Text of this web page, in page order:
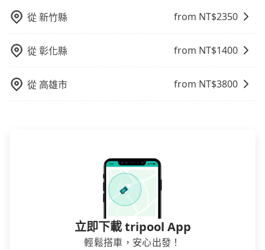
上下車地點仍有段距離，在遇到下雨天或者載行李時，
就顯得非常不便。
賣的現象，便有可能到了現場卻沒房可住的窘境，所以
在預定時要不選擇評分高、評論多的飯店，不然就是還
煩，有些時候直接打電話問的價格可能比民宿訂房網來
介意多花一點錢省下這些瑣碎的事，台灣本土的AsiaYo
或者國際Airbnb都值得推薦。
不會超過座位的上限。
從新竹縣 from NT$2350
從彰化縣 from NT$1400
從 高雄市 from NT$3800
立即下載 tripool App
輕鬆搭車，安心出發！